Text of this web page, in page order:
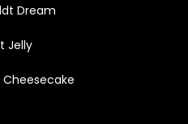
Dream
Jelly